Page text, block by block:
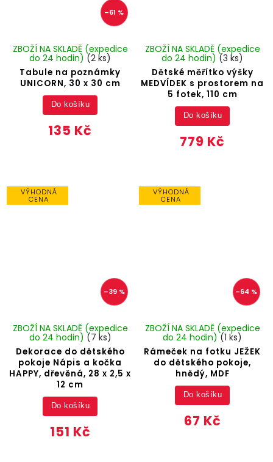
–61 %
Tabule na poznámky
UNICORN, 30 x 30 cm
ZBOŽÍ NA SKLADĚ (expedice
do 24 hodin) (2 ks)
135 Kč
Do košíku
Dětské měřítko výšky
MEDVÍDEK s prostorem na
5 fotek, 110 cm
ZBOŽÍ NA SKLADĚ (expedice
do 24 hodin) (3 ks)
779 Kč
Do košíku
VÝHODNÁ
CENA
–39 %
Dekorace do dětského
pokoje Nápis a kočka
HAPPY, dřevěná, 28 x 2,5 x
12 cm
ZBOŽÍ NA SKLADĚ (expedice
do 24 hodin) (7 ks)
151 Kč
Do košíku
VÝHODNÁ
CENA
–64 %
Rámeček na fotku JEŽEK
do dětského pokoje,
hnědý, MDF
ZBOŽÍ NA SKLADĚ (expedice
do 24 hodin)(1 ks)
67 Kč
Do košíku